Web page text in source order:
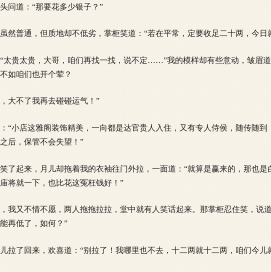
问道：“那要花多少银子？”
普通，但质地却不低劣，掌柜笑道：“若在平常，定要收足二十两，今日
贵太贵，大哥，咱们再找一找，说不定……”我的模样却有些意动，皱眉道
如咱们也开个荤？
不了我再去碰碰运气！”
店这雅阁装饰精美，一向都是达官贵人入住，又有专人侍侯，随传随到
后，保管不会失望！”
起来，月儿却拖着我的衣袖往门外拉，一面道：“就算是赢来的，那也是
将就一下，也比花这冤枉钱好！”
又不情不愿，两人拖拖拉拉，堂中就有人笑话起来。那掌柜忍住笑，说
再低了，如何？”
了回来，欢喜道：“别拉了！我哪里也不去，十二两就十二两，咱们今儿